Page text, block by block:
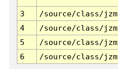
3 /source/class/
4
/source/class/
5
/source/class/
6
/source/class/